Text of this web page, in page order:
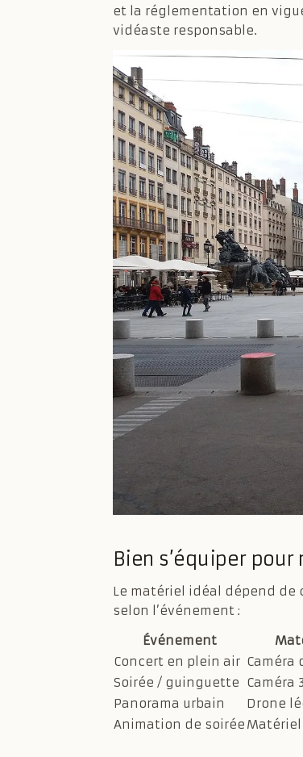
et la réglementation en
vidéaste responsable.
Bien s’équiper
Le matériel idéal dépend de
selon l’événement :
Événement
Concert en plein air Caméra
Soirée / guinguette Caméra
Panorama urbain
Drone
Animation de soirée Matériel